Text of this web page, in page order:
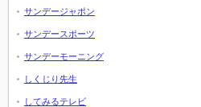
サンデージャポン
サンデースポーツ
サンデーモーニング
しくじり先生
してみるテレビ